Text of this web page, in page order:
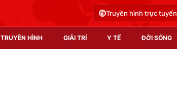
Truyền hình trực tuyến
TRUYỀN HÌNH GIẢI TRÍ Y TẾ ĐỜI SỐNG